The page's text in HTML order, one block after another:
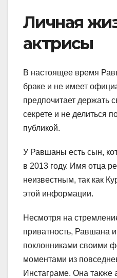
Личная
актрисы
В настоящее время
браке и не имеет
предпочитает держать
секрете и не делиться
публикой.
У Равшаны есть сын,
в 2013 году. Имя отца
неизвестным, так как
этой информации.
Несмотря на
приватность, Равшана
поклонниками своими
моментами из
Инстаграме. Она также